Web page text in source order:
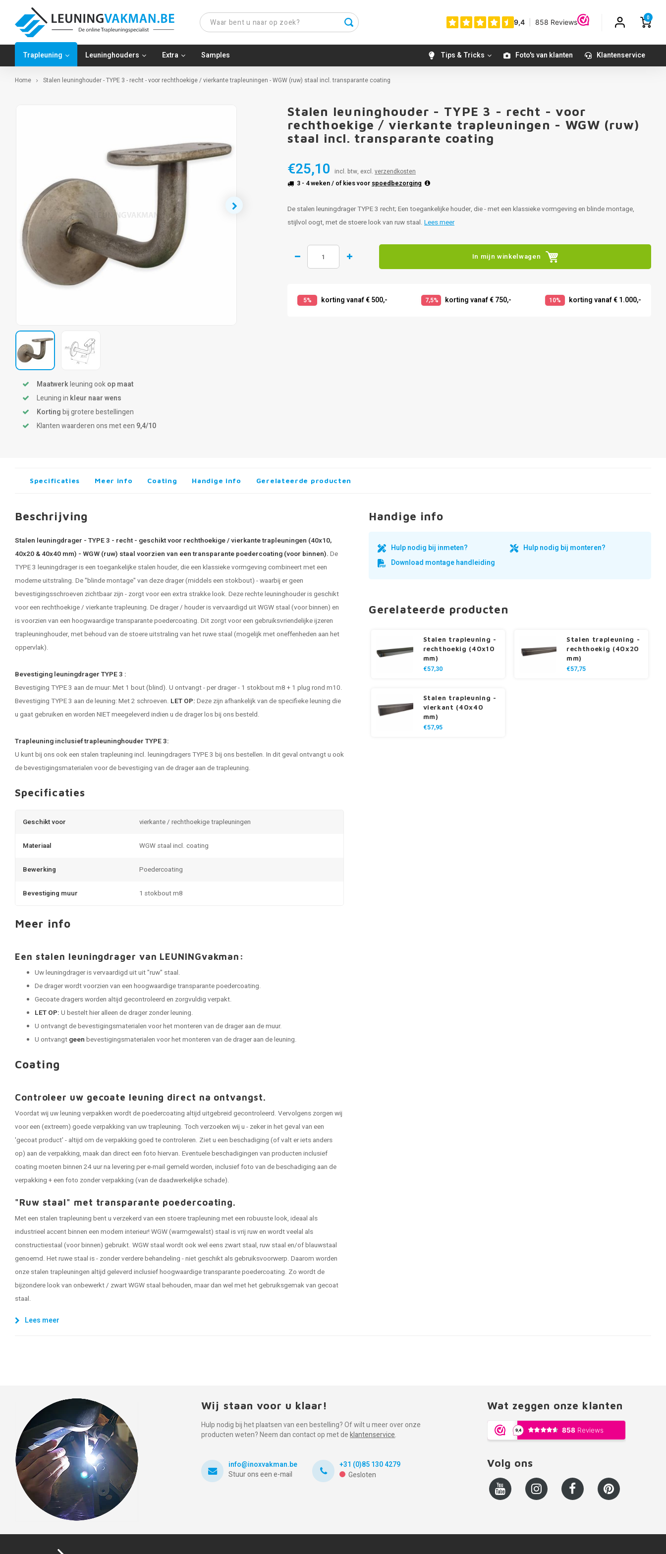
0
Trapleuning Leuninghouders Extra Samples Tips & Tricks Foto's van klanten Klantenservice
Home Stalen leuninghouder - TYPE 3 - recht - voor rechthoekige / vierkante trapleuningen - WGW (ruw) staal incl. transparante coating
Maatwerkleuning ookop maat
Leuning in kleur naar wens
Kortingbij grotere bestellingen
Klanten waarderen ons met een 9,4/10
Stalen leuninghouder - TYPE 3 - recht - voor
rechthoekige / vierkante trapleuningen - WGW (ruw)
staal incl. transparante coating
€25,10 incl. btw, excl. verzendkosten
3 - 4 weken/ of kies voor spoedbezorging
De stalen leuningdrager TYPE 3 recht; Een toegankelijke houder, die - met een klassieke vormgeving en blinde montage,
stijlvol oogt, met de stoere look van ruw staal. Lees meer
In mijn winkelwagen
5% korting vanaf € 500,- 7,5% korting vanaf € 750,- 10% korting vanaf € 1.000,-
Specificaties Meer info Coating Handige info Gerelateerde producten
Beschrijving
Stalen leuningdrager - TYPE 3 - recht - geschikt voor rechthoekige / vierkante trapleuningen (40x10,
40x20 & 40x40 mm) - WGW (ruw) staal voorzien van een transparante poedercoating (voor binnen). De
TYPE 3 leuningdrager is een toegankelijke stalen houder, die een klassieke vormgeving combineert met een
moderne uitstraling. De "blinde montage" van deze drager (middels een stokbout) - waarbij er geen
bevestigingsschroeven zichtbaar zijn - zorgt voor een extra strakke look. Deze rechte leuninghouder is geschikt
voor een rechthoekige / vierkante trapleuning. De drager / houder is vervaardigd uit WGW staal (voor binnen) en
is voorzien van een hoogwaardige transparante poedercoating. Dit zorgt voor een gebruiksvriendelijke ijzeren
trapleuninghouder, met behoud van de stoere uitstraling van het ruwe staal (mogelijk met oneffenheden aan het
oppervlak).
Bevestiging leuningdrager TYPE 3 :
Bevestiging TYPE 3 aan de muur: Met 1 bout (blind). U ontvangt - per drager - 1 stokbout m8 + 1 plug rond m10.
Bevestiging TYPE 3 aan de leuning: Met 2 schroeven. LET OP: Deze zijn afhankelijk van de specifieke leuning die
u gaat gebruiken en worden NIET meegeleverd indien u de drager los bij ons besteld.
Trapleuning inclusief trapleuninghouder TYPE 3:
U kunt bij ons ook een stalen trapleuning incl. leuningdragers TYPE 3 bij ons bestellen. In dit geval ontvangt u ook
de bevestigingsmaterialen voor de bevestiging van de drager aan de trapleuning.
Specificaties
Geschikt voor vierkante / rechthoekige trapleuningen
Materiaal WGW staal incl. coating
Bewerking Poedercoating
Bevestiging muur 1 stokbout m8
Meer info
Een stalen leuningdrager van LEUNINGvakman:
Uw leuningdrager is vervaardigd uit uit "ruw" staal.
De drager wordt voorzien van een hoogwaardige transparante poedercoating.
Gecoate dragers worden altijd gecontroleerd en zorgvuldig verpakt.
LET OP: U bestelt hier alleen de drager zonder leuning.
U ontvangt de bevestigingsmaterialen voor het monteren van de drager aan de muur.
U ontvangt geen bevestigingsmaterialen voor het monteren van de drager aan de leuning.
Coating
Controleer uw gecoate leuning direct na ontvangst.
Voordat wij uw leuning verpakken wordt de poedercoating altijd uitgebreid gecontroleerd. Vervolgens zorgen wij
voor een (extreem) goede verpakking van uw trapleuning. Toch verzoeken wij u - zeker in het geval van een
'gecoat product' - altijd om de verpakking goed te controleren. Ziet u een beschadiging (of valt er iets anders
op) aan de verpakking, maak dan direct een foto hiervan. Eventuele beschadigingen van producten inclusief
coating moeten binnen 24 uur na levering per e-mail gemeld worden, inclusief foto van de beschadiging aan de
verpakking + een foto zonder verpakking (van de daadwerkelijke schade).
"Ruw staal" met transparante poedercoating.
Met een stalen trapleuning bent u verzekerd van een stoere trapleuning met een robuuste look, ideaal als
industrieel accent binnen een modern interieur! WGW (warmgewalst) staal is vrij ruw en wordt veelal als
constructiestaal (voor binnen) gebruikt. WGW staal wordt ook wel eens zwart staal, ruw staal en/of blauwstaal
genoemd. Het ruwe staal is - zonder verdere behandeling - niet geschikt als gebruiksvoorwerp. Daarom worden
onze stalen trapleuningen altijd geleverd inclusief hoogwaardige transparante poedercoating. Zo wordt de
bijzondere look van onbewerkt / zwart WGW staal behouden, maar dan wel met het gebruiksgemak van gecoat
staal.
Lees meer
Handige info
Hulp nodig bij inmeten?
Hulp nodig bij monteren?
Download montage handleiding
Gerelateerde producten
Stalen trapleuning -
rechthoekig (40x10
mm)
€57,30
Stalen trapleuning -
rechthoekig (40x20
mm)
€57,75
Stalen trapleuning -
vierkant (40x40
mm)
€57,95
Wij staan voor u klaar!
Hulp nodig bij het plaatsen van een bestelling? Of wilt u meer over onze
producten weten? Neem dan contact op met deklantenservice.
info@inoxvakman.be
Stuur ons een e-mail
+31 (0)85 130 4279
Gesloten
Wat zeggen onze klanten
Volg ons